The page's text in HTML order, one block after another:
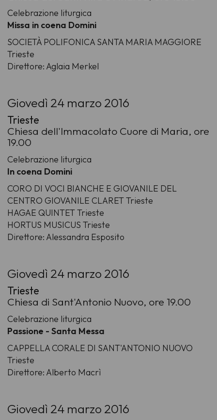
Celebrazione liturgica
Missa in coena Domini
SOCIETÀ POLIFONICA SANTA MARIA MAGGIORE
Trieste
Direttore: Aglaia Merkel
Giovedì 24 marzo 2016
Trieste
Chiesa dell'Immacolato Cuore di Maria, ore
19.00
Celebrazione liturgica
In coena Domini
CORO DI VOCI BIANCHE E GIOVANILE DEL
CENTRO GIOVANILE CLARET Trieste
HAGAE QUINTET Trieste
HORTUS MUSICUS Trieste
Direttore: Alessandra Esposito
Giovedì 24 marzo 2016
Trieste
Chiesa di Sant'Antonio Nuovo, ore 19.00
Celebrazione liturgica
Passione - Santa Messa
CAPPELLA CORALE DI SANT'ANTONIO NUOVO
Trieste
Direttore: Alberto Macrì
Giovedì 24 marzo 2016